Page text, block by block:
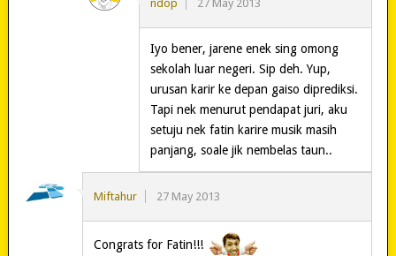
ndop 27 May 2013
Iyo bener, jarene enek sing omong
sekolah luar negeri. Sip deh. Yup,
urusan karir ke depan gaiso diprediksi.
Tapi nek menurut pendapat juri, aku
setuju nek fatin karire musik masih
panjang, soale jik nembelas taun..
Miftahur 27 May 2013
Congrats for Fatin!!!